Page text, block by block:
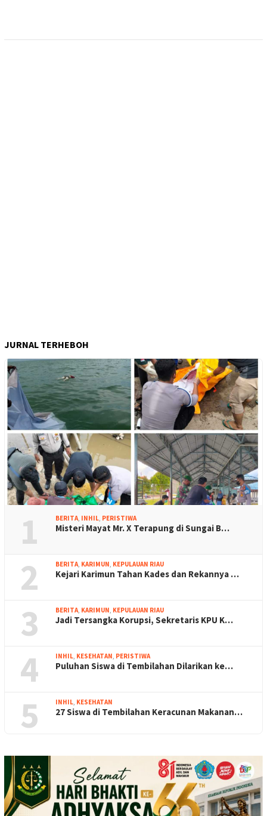
JURNAL TERHEBOH
1 BERITA INHIL PERISTIWA
Misteri Mayat Mr. X Terapung di Sungai B…
2 BERITA KARIMUN KEPULAUAN RIAU
Kejari Karimun Tahan Kades dan Rekannya …
3 BERITA KARIMUN KEPULAUAN RIAU
Jadi Tersangka Korupsi, Sekretaris KPU K…
4 INHIL KESEHATAN PERISTIWA
Puluhan Siswa di Tembilahan Dilarikan ke…
5 INHIL KESEHATAN
27 Siswa di Tembilahan Keracunan Makanan…